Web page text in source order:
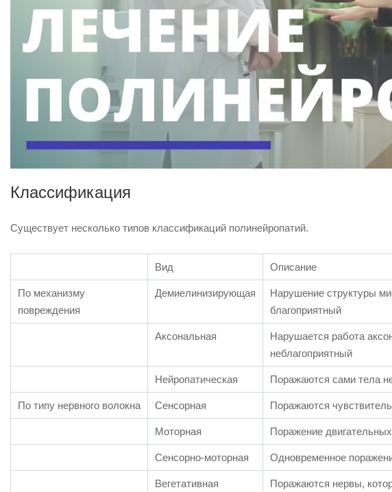
Классификация
Существует несколько типов классификаций полинейропатий.
Вид Описание
По механизму
повреждения
Демиелинизирующая
Нарушение структуры
благоприятный
Аксональная
Нарушается работа
неблагоприятный
Нейропатическая Поражаются сами тела
По типу нервного волокна Сенсорная Поражаются
Моторная Поражение
Сенсорно-моторная Одновременное
Вегетативная Поражаются нервы,